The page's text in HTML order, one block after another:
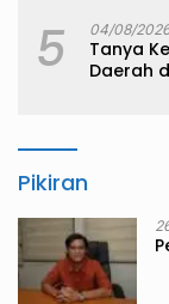
5 04/08/2026
Tanya
Daerah
Pikiran